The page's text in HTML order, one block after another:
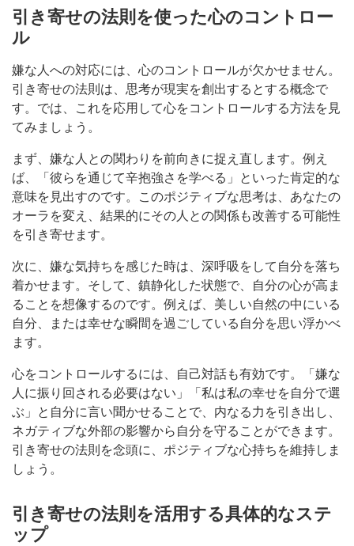
引き寄せの法則を使った心のコントロー
ル
嫌な人への対応には、心のコントロールが欠かせません。
引き寄せの法則は、思考が現実を創出するとする概念で
す。では、これを応用して心をコントロールする方法を見
てみましょう。
まず、嫌な人との関わりを前向きに捉え直します。例え
ば、「彼らを通じて辛抱強さを学べる」といった肯定的な
意味を見出すのです。このポジティブな思考は、あなたの
オーラを変え、結果的にその人との関係も改善する可能性
を引き寄せます。
次に、嫌な気持ちを感じた時は、深呼吸をして自分を落ち
着かせます。そして、鎮静化した状態で、自分の心が高ま
ることを想像するのです。例えば、美しい自然の中にいる
自分、または幸せな瞬間を過ごしている自分を思い浮かべ
ます。
心をコントロールするには、自己対話も有効です。「嫌な
人に振り回される必要はない」「私は私の幸せを自分で選
ぶ」と自分に言い聞かせることで、内なる力を引き出し、
ネガティブな外部の影響から自分を守ることができます。
引き寄せの法則を念頭に、ポジティブな心持ちを維持しま
しょう。
引き寄せの法則を活用する具体的なステ
ップ